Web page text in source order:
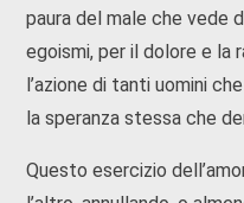
paura del male che vede
egoismi, per il dolore e la
l’azione di tanti uomini
la speranza stessa che
Questo esercizio